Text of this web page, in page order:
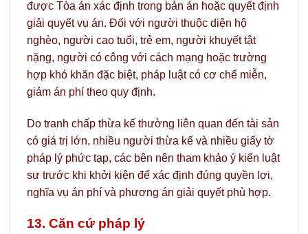
được Tòa án xác định trong bản án hoặc quyết định
giải quyết vụ án. Đối với người thuộc diện hộ
nghèo, người cao tuổi, trẻ em, người khuyết tật
nặng, người có công với cách mạng hoặc trường
hợp khó khăn đặc biệt, pháp luật có cơ chế miễn,
giảm án phí theo quy định.
Do tranh chấp thừa kế thường liên quan đến tài sản
có giá trị lớn, nhiều người thừa kế và nhiều giấy tờ
pháp lý phức tạp, các bên nên tham khảo ý kiến luật
sư trước khi khởi kiện để xác định đúng quyền lợi,
nghĩa vụ án phí và phương án giải quyết phù hợp.
13. Căn cứ pháp lý